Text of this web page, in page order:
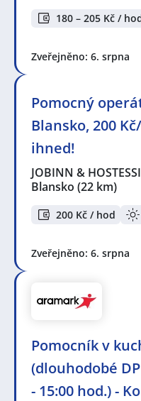
180 – 205 Kč /
Zveřejněno: 6. srpna
Pomocný
Blansko, 200
ihned!
JOBINN &
Blansko (22 km)
200 Kč / hod
Zveřejněno: 6. srpna
Pomocník v
(dlouhodobé
- 15:00 hod.) -